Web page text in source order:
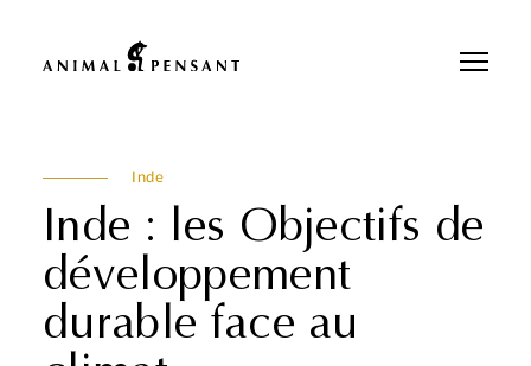
Inde
Inde : les Objectifs de
développement
durable face au